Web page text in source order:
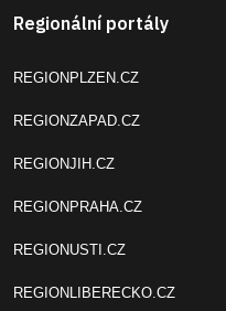
Regionální portály
REGIONPLZEN.CZ
REGIONZAPAD.CZ
REGIONJIH.CZ
REGIONPRAHA.CZ
REGIONUSTI.CZ
REGIONLIBERECKO.CZ